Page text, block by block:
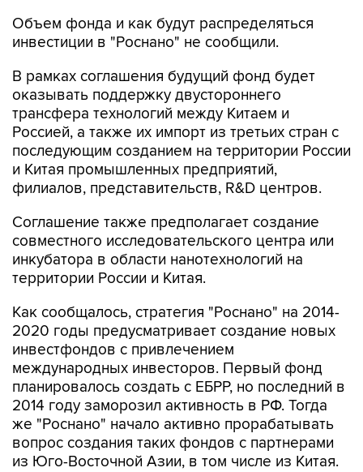
Объем фонда и как будут распределяться
инвестиции в "Роснано" не сообщили.
В рамках соглашения будущий фонд будет
оказывать поддержку двустороннего
трансфера технологий между Китаем и
Россией, а также их импорт из третьих стран с
последующим созданием на территории России
и Китая промышленных предприятий,
филиалов, представительств, R&D центров.
Соглашение также предполагает создание
совместного исследовательского центра или
инкубатора в области нанотехнологий на
территории России и Китая.
Как сообщалось, стратегия "Роснано" на 2014-
2020 годы предусматривает создание новых
инвестфондов с привлечением
международных инвесторов. Первый фонд
планировалось создать с ЕБРР, но последний в
2014 году заморозил активность в РФ. Тогда
же "Роснано" начало активно прорабатывать
вопрос создания таких фондов с партнерами
из Юго-Восточной Азии, в том числе из Китая.